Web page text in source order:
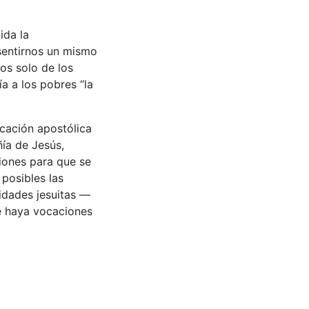
la
un mismo
solo de los
a los pobres “la
apostólica
de Jesús,
para que se
las
jesuitas —
vocaciones